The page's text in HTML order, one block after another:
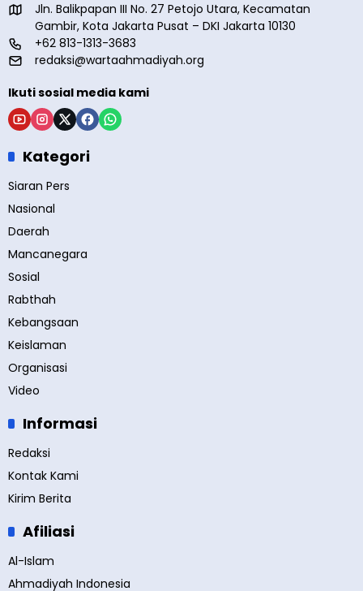
Jln. Balikpapan III No. 27 Petojo Utara, Kecamatan
Gambir, Kota Jakarta Pusat – DKI Jakarta 10130
+62 813-1313-3683
redaksi@wartaahmadiyah.org
Ikuti sosial media kami
Kategori
Siaran Pers
Nasional
Daerah
Mancanegara
Sosial
Rabthah
Kebangsaan
Keislaman
Organisasi
Video
Informasi
Redaksi
Kontak Kami
Kirim Berita
Afiliasi
Al-Islam
Ahmadiyah Indonesia